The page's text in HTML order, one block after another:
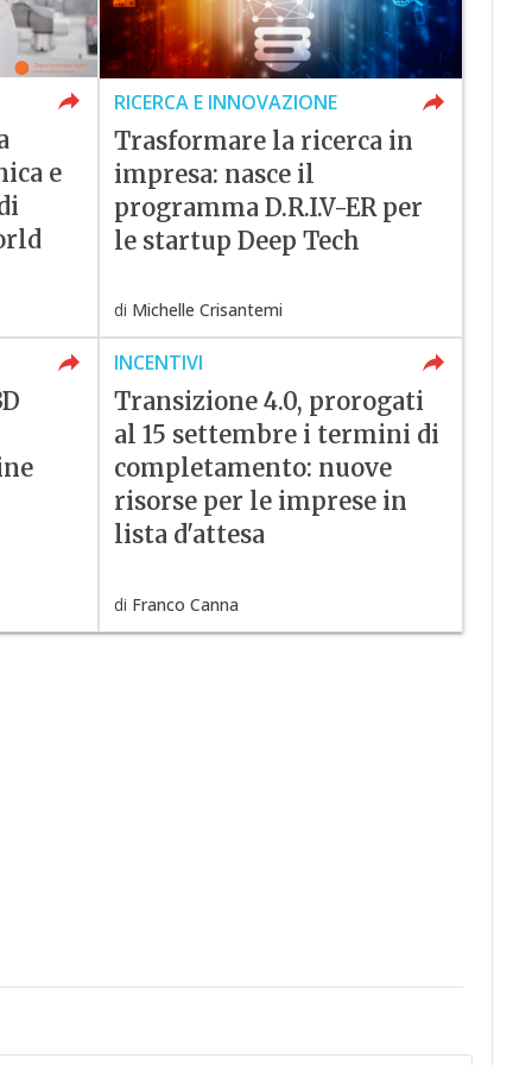
e
RICERCA E INNOVAZIONE
Trasformare la ricerca in
impresa: nasce il
programma D.R.I.V-ER per
le startup Deep Tech
di Michelle Crisantemi
INCENTIVI
Transizione 4.0, prorogati
al 15 settembre i termini di
completamento: nuove
risorse per le imprese in
lista d'attesa
di Franco Canna